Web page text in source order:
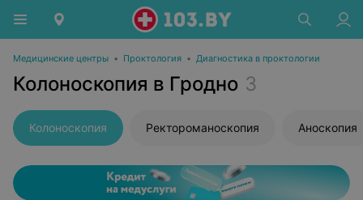
Медицинские центры • Проктология • Диагностика в проктологии
Колоноскопия в Гродно 3
Колоноскопия Ректороманоскопия Аноскопия